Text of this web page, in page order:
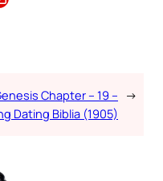
Chapter – 19 –
Dating Biblia (1905)
→